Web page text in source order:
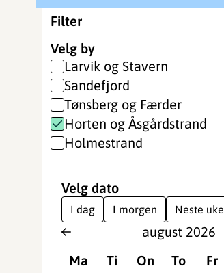
Filter
Velg by
Larvik og Stavern
Sandefjord
Tønsberg og Færder
Horten og Åsgårdstrand
Holmestrand
Velg dato
I dag I morgen Neste uke
august 2026
Ma
Ti On To Fr